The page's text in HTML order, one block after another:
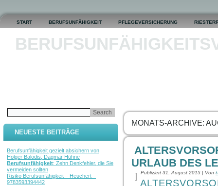
START BERUFSUNFÄHIGKEIT PFLEGEVERSICHERUNG
NEUESTE BEITRÄGE
Berufsunfähigkeit gezielt absichern von
Holger Balodis, Dagmar Hühne
Berufsunfähigkeit: Zehn Denkfehler, die Sie
vermeiden sollten
Risiko Berufsunfähigkeit – Heuchert –
9783593394442
MONATS-ARCHIVE:
URLAUB DES
Publiziert 31. August 2015 | Von